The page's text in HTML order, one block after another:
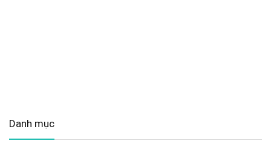
Danh mục